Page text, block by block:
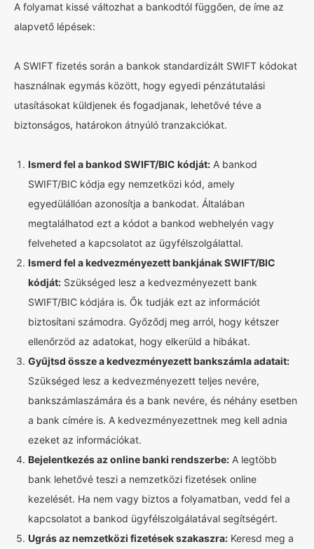
A folyamat kissé változhat a bankodtól függően, de íme az
alapvető lépések:
A SWIFT fizetés során a bankok standardizált SWIFT kódokat
használnak egymás között, hogy egyedi pénzátutalási
utasításokat küldjenek és fogadjanak, lehetővé téve a
biztonságos, határokon átnyúló tranzakciókat.
Ismerd fel a bankod SWIFT/BIC kódját: A bankod
SWIFT/BIC kódja egy nemzetközi kód, amely
egyedülállóan azonosítja a bankodat. Általában
megtalálhatod ezt a kódot a bankod webhelyén vagy
felveheted a kapcsolatot az ügyfélszolgálattal.
Ismerd fel a kedvezményezett bankjának SWIFT/BIC
kódját: Szükséged lesz a kedvezményezett bank
SWIFT/BIC kódjára is. Ők tudják ezt az információt
biztosítani számodra. Győződj meg arról, hogy kétszer
ellenőrzöd az adatokat, hogy elkerüld a hibákat.
Gyűjtsd össze a kedvezményezett bankszámla adatait:
Szükséged lesz a kedvezményezett teljes nevére,
bankszámlaszámára és a bank nevére, és néhány esetben
a bank címére is. A kedvezményezettnek meg kell adnia
ezeket az információkat.
Bejelentkezés az online banki rendszerbe: A legtöbb
bank lehetővé teszi a nemzetközi fizetések online
kezelését. Ha nem vagy biztos a folyamatban, vedd fel a
kapcsolatot a bankod ügyfélszolgálatával segítségért.
Ugrás az nemzetközi fizetések szakaszra: Keresd meg a